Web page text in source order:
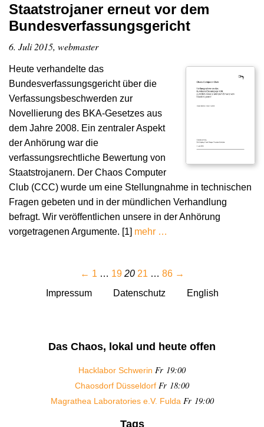
Staatstrojaner erneut vor dem
Bundesverfassungsgericht
6. Juli 2015, webmaster
Heute verhandelte das
Bundesverfassungsgericht über die
Verfassungsbeschwerden zur
Novellierung des BKA-Gesetzes aus
dem Jahre 2008. Ein zentraler Aspekt
der Anhörung war die
verfassungsrechtliche Bewertung von
Staatstrojanern. Der Chaos Computer
Club (CCC) wurde um eine Stellungnahme in technischen
Fragen gebeten und in der mündlichen Verhandlung
befragt. Wir veröffentlichen unsere in der Anhörung
vorgetragenen Argumente. [1] mehr …
← 1 … 19 20 21 … 86 →
Impressum
Datenschutz English
Das Chaos, lokal und heute offen
Hacklabor Schwerin Fr 19:00
Chaosdorf Düsseldorf Fr 18:00
Magrathea Laboratories e.V. Fulda Fr 19:00
Tags